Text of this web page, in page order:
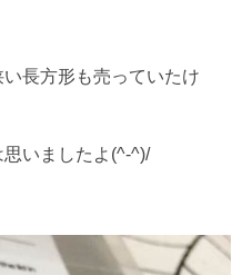
長方形も売っていたけ
いましたよ(^-^)/